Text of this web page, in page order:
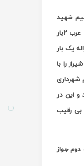
شهید
۲بار
یک بار
را با
شهرداری
و این در
ی قدرت و بی رقیب
دوم جواز